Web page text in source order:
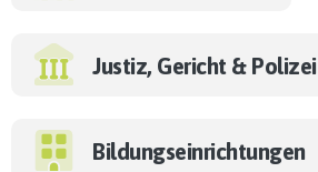
Justiz, Gericht & Polizei
Bildungseinrichtungen